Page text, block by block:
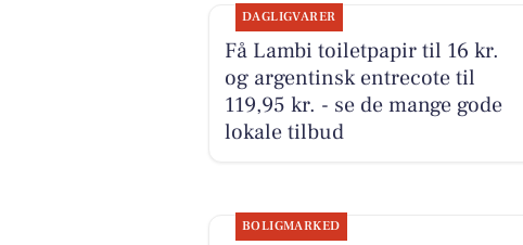
DAGLIGVARER
Få Lambi toiletpapir til 16 kr.
og argentinsk entrecote til
119,95 kr. - se de mange gode
lokale tilbud
BOLIGMARKED